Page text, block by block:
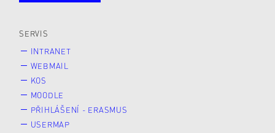
SERVIS
INTRANET
WEBMAIL
KOS
MOODLE
PŘIHLÁŠENÍ - ERASMUS
USERMAP